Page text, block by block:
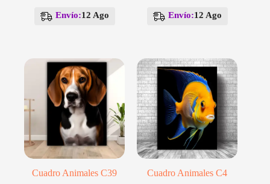
múltiples
se
pueden
elegir
en
la
página
de
producto
Envío:12 Ago
múltiples
se
pueden
elegir
en
la
página
de
producto
Envío:12 Ago
Cuadro Animales C39
Cuadro Animales C4